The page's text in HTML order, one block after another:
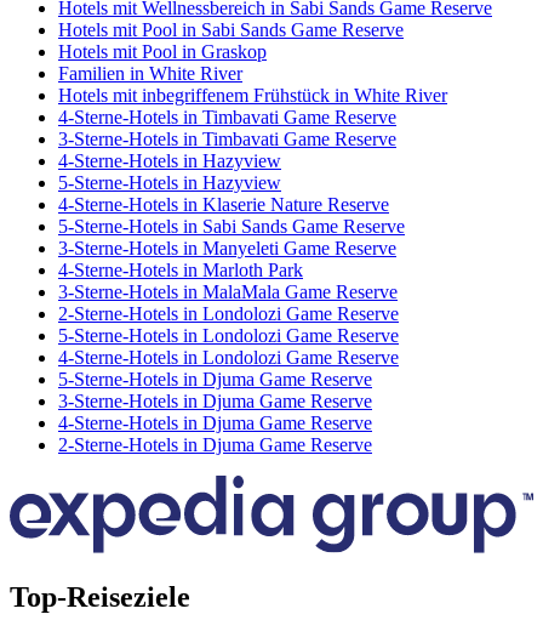
Hotels mit Wellnessbereich in Sabi Sands Game Reserve
Hotels mit Pool in Sabi Sands Game Reserve
Hotels mit Pool in Graskop
Familien in White River
Hotels mit inbegriffenem Frühstück in White River
4-Sterne-Hotels in Timbavati Game Reserve
3-Sterne-Hotels in Timbavati Game Reserve
4-Sterne-Hotels in Hazyview
5-Sterne-Hotels in Hazyview
4-Sterne-Hotels in Klaserie Nature Reserve
5-Sterne-Hotels in Sabi Sands Game Reserve
3-Sterne-Hotels in Manyeleti Game Reserve
4-Sterne-Hotels in Marloth Park
3-Sterne-Hotels in MalaMala Game Reserve
2-Sterne-Hotels in Londolozi Game Reserve
5-Sterne-Hotels in Londolozi Game Reserve
4-Sterne-Hotels in Londolozi Game Reserve
5-Sterne-Hotels in Djuma Game Reserve
3-Sterne-Hotels in Djuma Game Reserve
4-Sterne-Hotels in Djuma Game Reserve
2-Sterne-Hotels in Djuma Game Reserve
Top-Reiseziele